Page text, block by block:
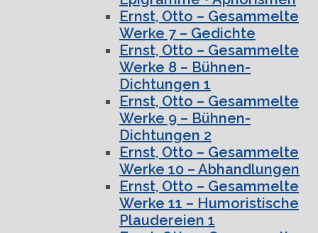
Ernst, Otto – Gesammelte
Werke 7 – Gedichte
Ernst, Otto – Gesammelte
Werke 8 – Bühnen-
Dichtungen 1
Ernst, Otto – Gesammelte
Werke 9 – Bühnen-
Dichtungen 2
Ernst, Otto – Gesammelte
Werke 10 – Abhandlungen
Ernst, Otto – Gesammelte
Werke 11 – Humoristische
Plaudereien 1